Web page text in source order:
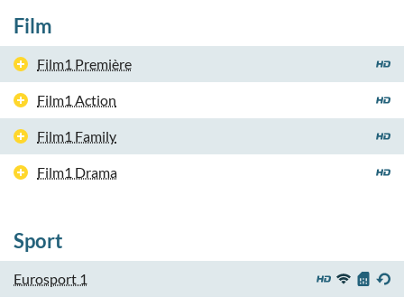
Film
Film1 Première
Film1 Action
Film1 Family
Film1 Drama
Sport
Eurosport 1